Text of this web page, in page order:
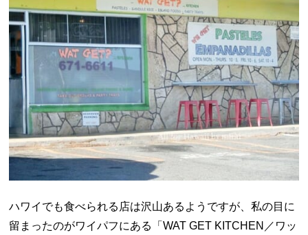
ハワイでも食べられる店は沢山あるようですが、私の目に
留まったのがワイパフにある「WAT GET KITCHEN／ワッ